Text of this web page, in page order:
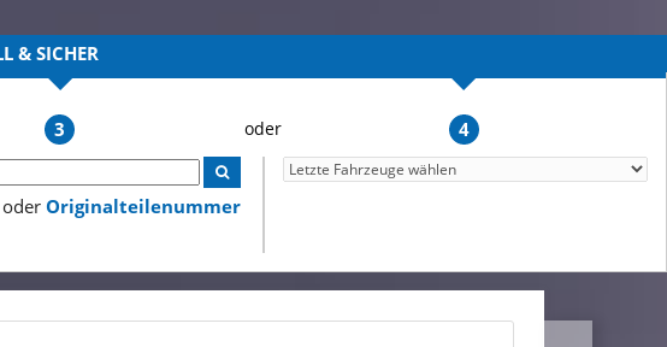
& SICHER
3
oder Originalteilenummer
4